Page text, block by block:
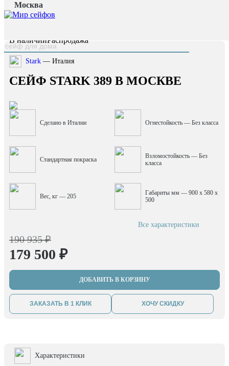
Москва
Главная страница
Каталог /
В наличииРаспродажа
Stark — Италия
СЕЙФ STARK 389 В МОСКВЕ
Сделано в Италии Огнестойкость — Без класса
Стандартная покраска
Взломостойкость — Без
класса
Вес, кг — 205
Габариты мм — 900 x 580 x
500
Все характеристики
190 935 ₽
179 500 ₽
ДОБАВИТЬ В КОРЗИНУ
ЗАКАЗАТЬ В 1 КЛИК ХОЧУ СКИДКУ
Характеристики